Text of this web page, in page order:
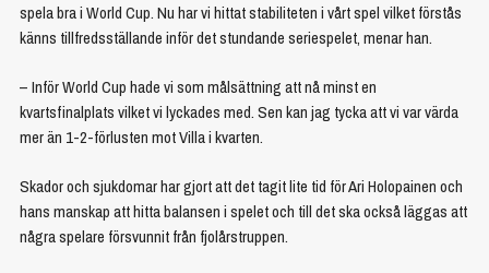
spela bra i World Cup. Nu har vi hittat stabiliteten i vårt spel vilket förstås
känns tillfredsställande inför det stundande seriespelet, menar han.
– Inför World Cup hade vi som målsättning att nå minst en
kvartsfinalplats vilket vi lyckades med. Sen kan jag tycka att vi var värda
mer än 1-2-förlusten mot Villa i kvarten.
Skador och sjukdomar har gjort att det tagit lite tid för Ari Holopainen och
hans manskap att hitta balansen i spelet och till det ska också läggas att
några spelare försvunnit från fjolårstruppen.